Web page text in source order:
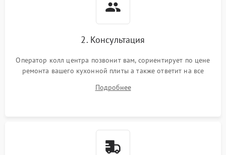
2. Консультация
Оператор колл центра позвонит вам, сориентирует по цене
ремонта вашего кухонной плиты а также ответит на все
Подробнее